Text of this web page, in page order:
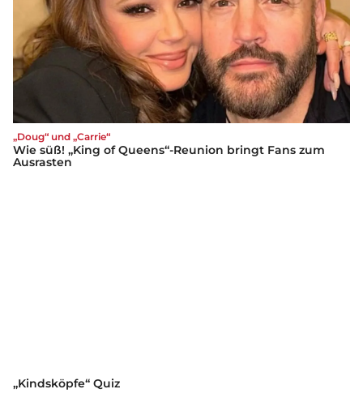
„Doug“ und „Carrie“
Wie süß! „King of Queens“-Reunion bringt Fans zum
Ausrasten
„Kindsköpfe“ Quiz